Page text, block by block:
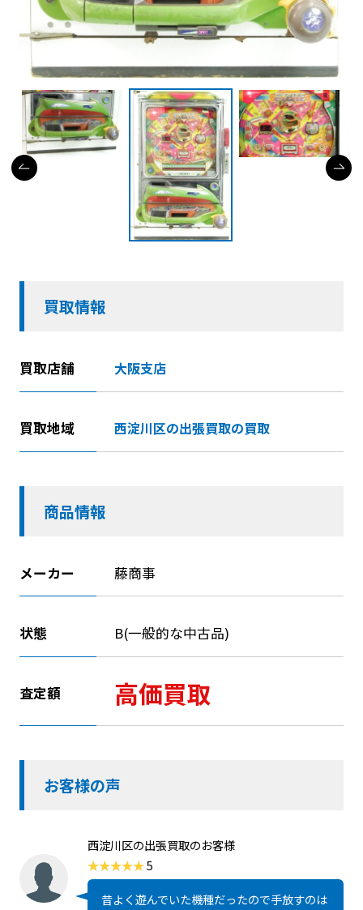
買取情報
買取店舗 大阪支店
買取地域 西淀川区の出張買取の買取
商品情報
メーカー 藤商事
状態 B(一般的な中古品)
査定額 高価買取
お客様の声
西淀川区の出張買取のお客様
5
昔よく遊んでいた機種だったので手放すのは